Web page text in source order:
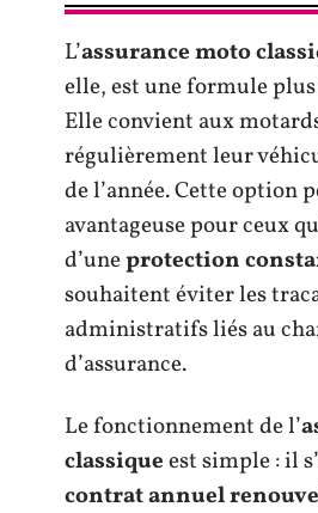
L’assurance moto
elle, est une formule
Elle convient aux
régulièrement leur
de l’année. Cette option
avantageuse pour ceux
d’uneprotection
souhaitent éviter les
administratifs liés au
d’assurance.
Le fonctionnement de l’
classiqueest simple : il
contrat annuel